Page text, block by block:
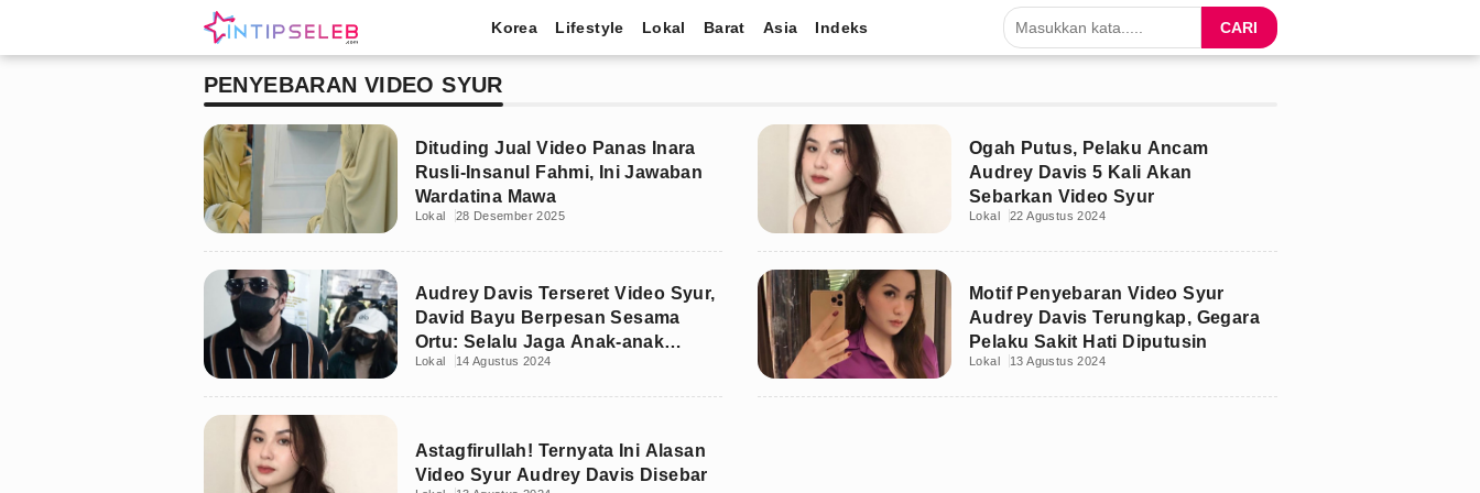
Korea Lifestyle Lokal Barat Asia Indeks CARI
PENYEBARAN VIDEO SYUR
Dituding Jual Video Panas Inara
Rusli-Insanul Fahmi, Ini Jawaban
Wardatina Mawa
Lokal 28 Desember 2025
Ogah Putus, Pelaku Ancam
Audrey Davis 5 Kali Akan
Sebarkan Video Syur
Lokal 22 Agustus 2024
Audrey Davis Terseret Video Syur,
David Bayu Berpesan Sesama
Ortu: Selalu Jaga Anak-anak
Kalian
Lokal 14 Agustus 2024
Motif Penyebaran Video Syur
Audrey Davis Terungkap, Gegara
Pelaku Sakit Hati Diputusin
Lokal 13 Agustus 2024
Astagfirullah! Ternyata Ini Alasan
Video Syur Audrey Davis Disebar